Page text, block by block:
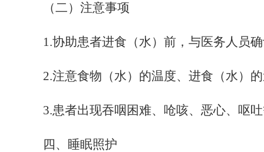
（二）注意事项
1.协助患者进食（水）前，与医务人员
2.注意食物（水）的温度、进食（水）
3.患者出现吞咽困难、呛咳、恶心、呕
四、睡眠照护